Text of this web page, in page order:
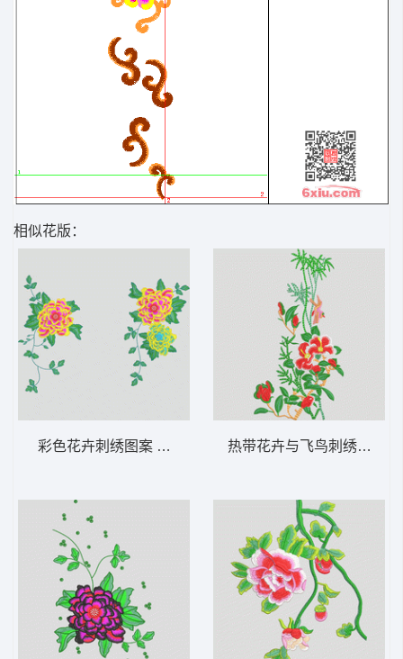
相似花版：
彩色花卉刺绣图案 靓花 热带花卉与飞鸟刺绣图案